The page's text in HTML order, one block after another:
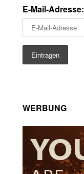
E-Mail-Adresse:
WERBUNG